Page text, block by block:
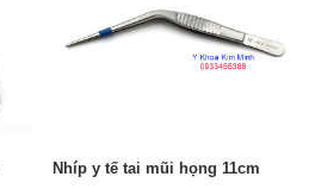
Nhíp y tế tai mũi họng 11cm